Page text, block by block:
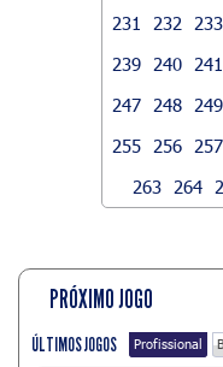
231
232 233
239
240 241
247
248 249
255
256 257
263
264
PRÓXIMO JOGO
ÚLTIMOS JOGOS Profissional